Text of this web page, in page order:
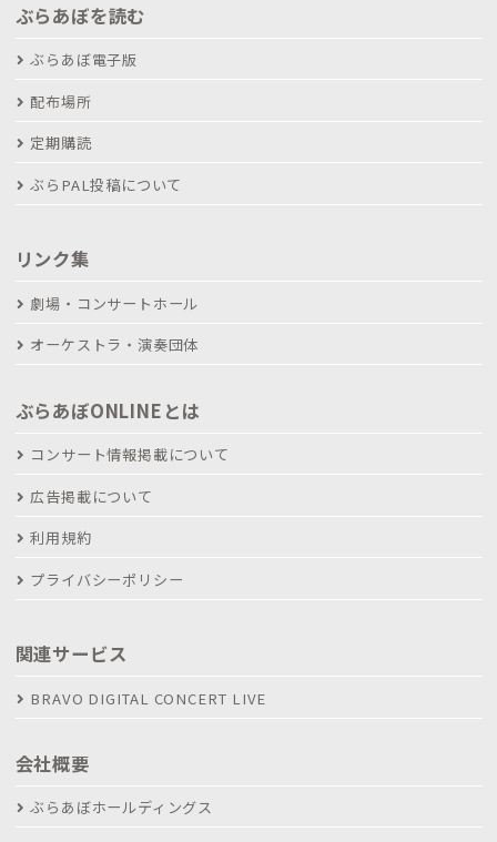
ぶらあぼを読む
ぶらあぼ電子版
配布場所
定期購読
ぶらPAL投稿について
リンク集
劇場・コンサートホール
オーケストラ・演奏団体
ぶらあぼONLINEとは
コンサート情報掲載について
広告掲載について
利用規約
プライバシーポリシー
関連サービス
BRAVO DIGITAL CONCERT LIVE
会社概要
ぶらあぼホールディングス